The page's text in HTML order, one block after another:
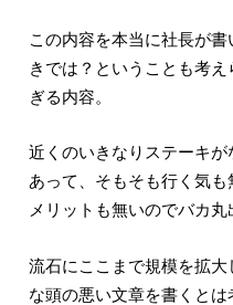
この内容を本当に社長が
きでは？ということも考
ぎる内容。
近くのいきなりステーキ
あって、そもそも行く気
メリットも無いのでバカ丸
流石にここまで規模を拡
な頭の悪い文章を書くと